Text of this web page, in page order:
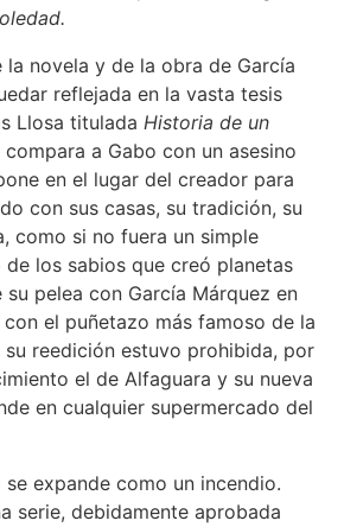
novela y de la obra de García
reflejada en la vasta tesis
Llosa tituladaHistoria de un
a Gabo con un asesino
en el lugar del creador para
con sus casas, su tradición, su
como si no fuera un simple
de los sabios que creó planetas
su pelea con García Márquez en
el puñetazo más famoso de la
su reedición estuvo prohibida, por
el de Alfaguara y su nueva
en cualquier supermercado del
expande como un incendio.
serie, debidamente aprobada